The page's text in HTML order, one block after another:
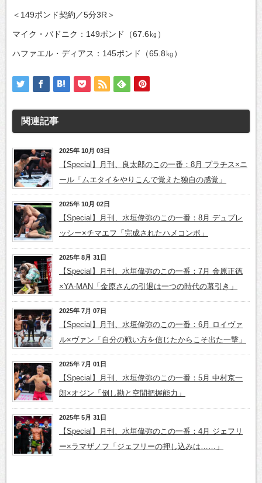
＜149ポンド契約／5分3R＞
マイク・バドニク：149ポンド（67.6㎏）
ハファエル・ディアス：145ポンド（65.8㎏）
関連記事
2025年 10月 03日
【Special】月刊、良太郎のこの一番：8月 プラチス×ニ
ール「ムエタイをやりこんで覚えた独自の感覚」
2025年 10月 02日
【Special】月刊、水垣偉弥のこの一番：8月 デュプレ
ッシー×チマエフ「完成されたハメコンボ」
2025年 8月 31日
【Special】月刊、水垣偉弥のこの一番：7月 金原正徳
×YA-MAN「金原さんの引退は一つの時代の幕引き」
2025年 7月 07日
【Special】月刊、水垣偉弥のこの一番：6月 ロイヴァ
ル×ヴァン「自分の戦い方を信じたからこそ出た一撃」
2025年 7月 01日
【Special】月刊、水垣偉弥のこの一番：5月 中村京一
郎×オジン「倒し勘と空間把握能力」
2025年 5月 31日
【Special】月刊、水垣偉弥のこの一番：4月 ジェフリ
ー×ラマザノフ「ジェフリーの押し込みは……」